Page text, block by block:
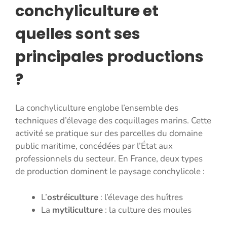
conchyliculture et
quelles sont ses
principales productions
?
La conchyliculture englobe l’ensemble des
techniques d’élevage des coquillages marins. Cette
activité se pratique sur des parcelles du domaine
public maritime, concédées par l’État aux
professionnels du secteur. En France, deux types
de production dominent le paysage conchylicole :
L’ostréiculture : l’élevage des huîtres
La mytiliculture : la culture des moules